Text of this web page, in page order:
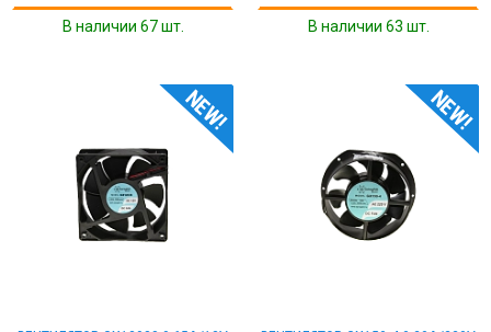
В наличии 67 шт. В наличии 63 шт.
NEW! NEW!